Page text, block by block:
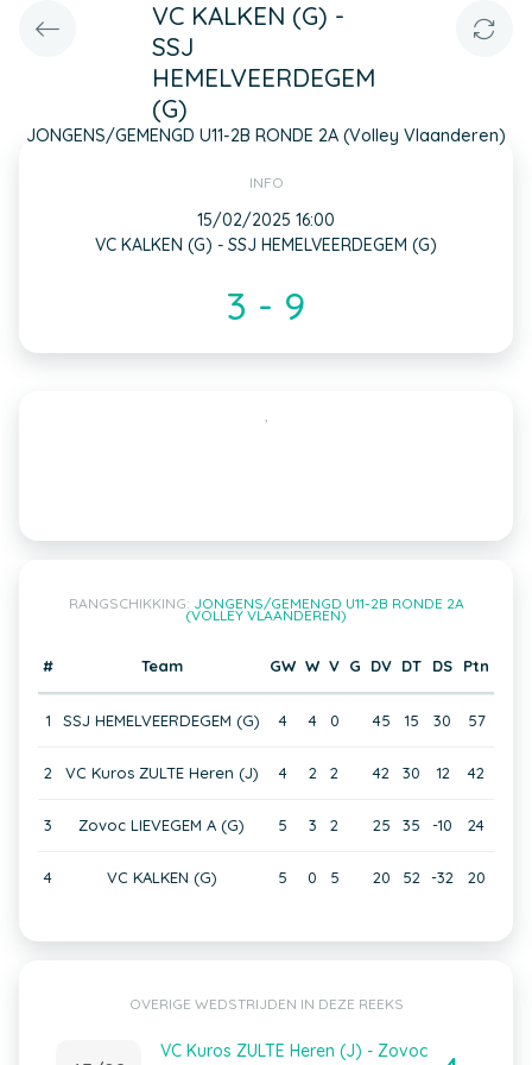
VC KALKEN (G) -
SSJ
HEMELVEERDEGEM
(G)
JONGENS/GEMENGD U11-2B RONDE 2A (Volley Vlaanderen)
INFO
15/02/2025 16:00
VC KALKEN (G) - SSJ HEMELVEERDEGEM (G)
3 - 9
RANGSCHIKKING: JONGENS/GEMENGD U11-2B RONDE 2A
(VOLLEY VLAANDEREN)
# Team GW W V G DV DT DS Ptn
1 SSJ HEMELVEERDEGEM (G) 4 4 0 45 15 30 57
2 VC Kuros ZULTE Heren (J) 4 2 2 42 30 12 42
3 Zovoc LIEVEGEM A (G) 5 3 2 25 35 -10 24
4 VC KALKEN (G) 5 0 5 20 52 -32 20
OVERIGE WEDSTRIJDEN IN DEZE REEKS
VC Kuros ZULTE Heren (J) - Zovoc